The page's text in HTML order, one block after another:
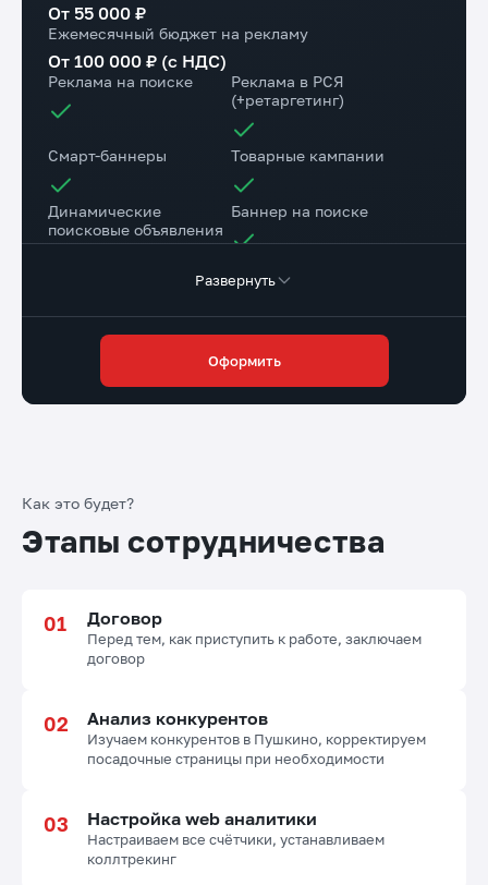
От 55 000 ₽
Ежемесячный бюджет на рекламу
От 100 000 ₽ (с НДС)
Реклама на поиске
Реклама в РСЯ
(+ретаргетинг)
Смарт-баннеры Товарные кампании
Динамические
поисковые объявления
Баннер на поиске
Коллтрекинг в подарок
Повышение конверсии сайта
Разработка страниц для a/b теста
Доступ в личный
Маркировка рекламы
Развернуть
Оформить
Как это будет?
Этапы сотрудничества
Договор
Перед тем, как приступить к работе, заключаем
договор
Анализ конкурентов
Изучаем конкурентов в Пушкино, корректируем
посадочные страницы при необходимости
Настройка web аналитики
Настраиваем все счётчики, устанавливаем
коллтрекинг